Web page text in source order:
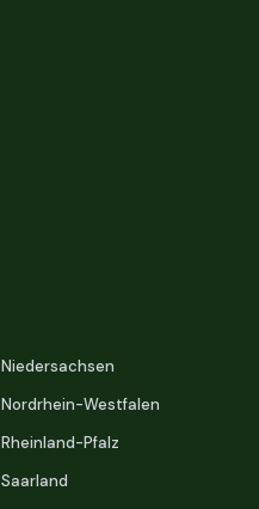
Niedersachsen
Nordrhein-Westfalen
Rheinland-Pfalz
Saarland